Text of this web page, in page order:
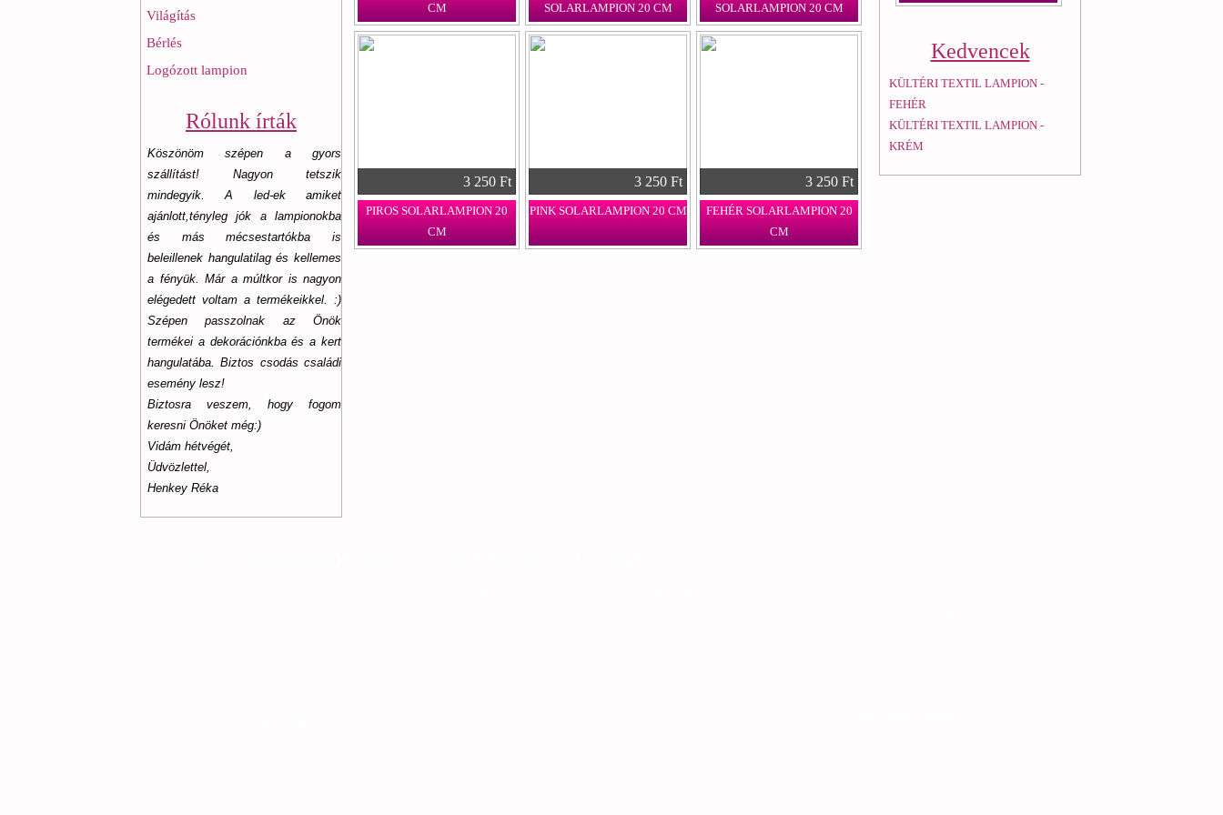
Világítás
Bérlés
Logózott lampion
Rólunk írták
Köszönöm szépen a gyors
szállítást! Nagyon tetszik
mindegyik. A led-ek amiket
ajánlott,tényleg jók a lampionokba
és más mécsestartókba is
beleillenek hangulatilag és kellemes
a fényük. Már a múltkor is nagyon
elégedett voltam a termékeikkel. :)
Szépen passzolnak az Önök
termékei a dekorációnkba és a kert
hangulatába. Biztos csodás családi
esemény lesz!
Biztosra veszem, hogy fogom
keresni Önöket még:)
Vidám hétvégét,
Üdvözlettel,
Henkey Réka
CM
SOLARLAMPION 20 CM
SOLARLAMPION 20 CM
3 250 Ft
PIROS SOLARLAMPION 20
CM
3 250 Ft
PINK SOLARLAMPION 20 CM
3 250 Ft
FEHÉR SOLARLAMPION 20
CM
Kedvencek
KÜLTÉRI TEXTIL LAMPION -
FEHÉR
KÜLTÉRI TEXTIL LAMPION -
KRÉM